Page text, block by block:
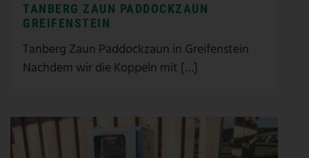
TANBERG ZAUN PADDOCKZAUN
GREIFENSTEIN
Tanberg Zaun Paddockzaun in Greifenstein
Nachdem wir die Koppeln mit […]